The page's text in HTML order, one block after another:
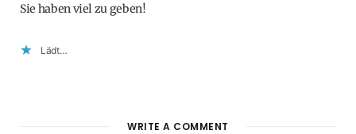
Sie haben viel zu geben!
Lädt…
WRITE A COMMENT